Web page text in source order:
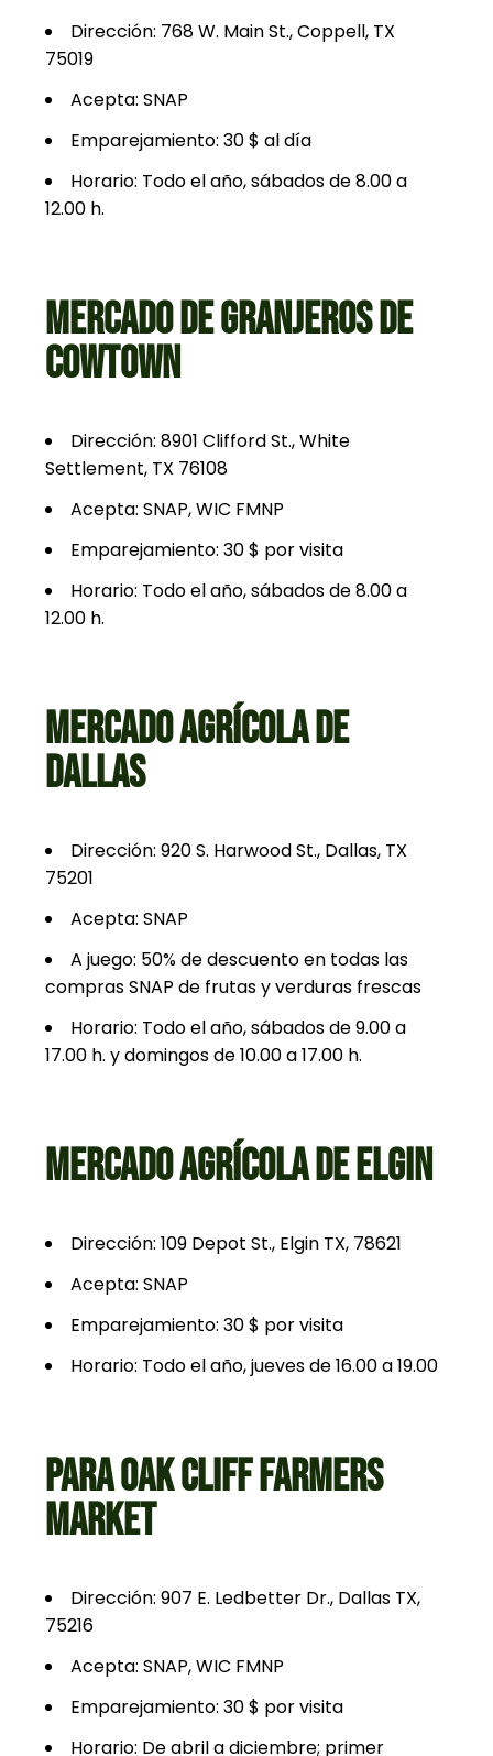
Dirección: 768 W. Main St., Coppell, TX
75019
Acepta: SNAP
Emparejamiento: 30 $ al día
Horario: Todo el año, sábados de 8.00 a
12.00 h.
MERCADO DE GRANJEROS DE
COWTOWN
Dirección: 8901 Clifford St., White
Settlement, TX 76108
Acepta: SNAP, WIC FMNP
Emparejamiento: 30 $ por visita
Horario: Todo el año, sábados de 8.00 a
12.00 h.
MERCADO AGRÍCOLA DE
DALLAS
Dirección: 920 S. Harwood St., Dallas, TX
75201
Acepta: SNAP
A juego: 50% de descuento en todas las
compras SNAP de frutas y verduras frescas
Horario: Todo el año, sábados de 9.00 a
17.00 h. y domingos de 10.00 a 17.00 h.
MERCADO AGRÍCOLA DE ELGIN
Dirección: 109 Depot St., Elgin TX, 78621
Acepta: SNAP
Emparejamiento: 30 $ por visita
Horario: Todo el año, jueves de 16.00 a 19.00
PARA OAK CLIFF FARMERS
MARKET
Dirección: 907 E. Ledbetter Dr., Dallas TX,
75216
Acepta: SNAP, WIC FMNP
Emparejamiento: 30 $ por visita
Horario: De abril a diciembre; primer